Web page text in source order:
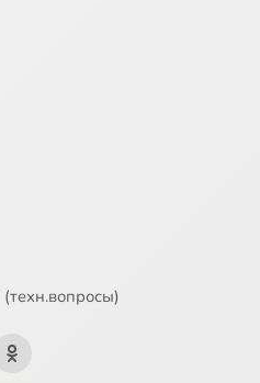
(техн.вопросы)